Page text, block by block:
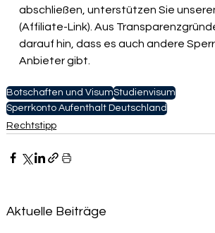
abschließen, unterstützen Sie
(Affiliate-Link). Aus
darauf hin, dass es auch andere
Anbieter gibt.
Botschaften und VisumStudienvisum
Sperrkonto Aufenthalt Deutschland
Rechtstipp
Aktuelle Beiträge